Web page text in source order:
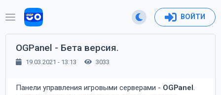
ВОЙТИ
OGPanel - Бета версия.
19.03.2021 - 13:13 3033
Панели управления игровыми серверами - OGPanel.